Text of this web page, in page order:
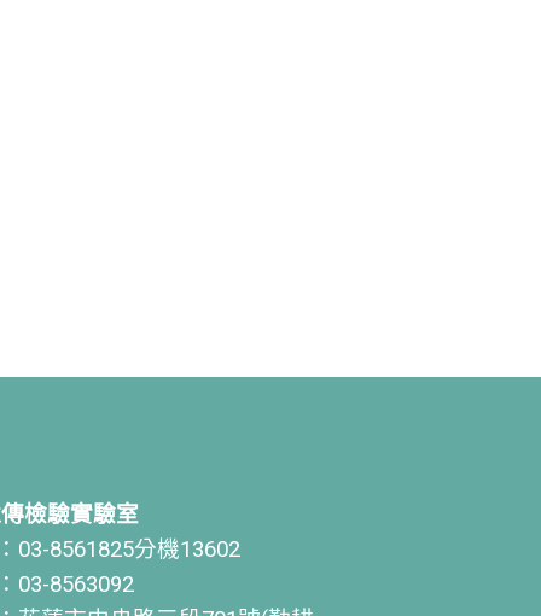
檢驗實驗室
03-8561825分機13602
03-8563092